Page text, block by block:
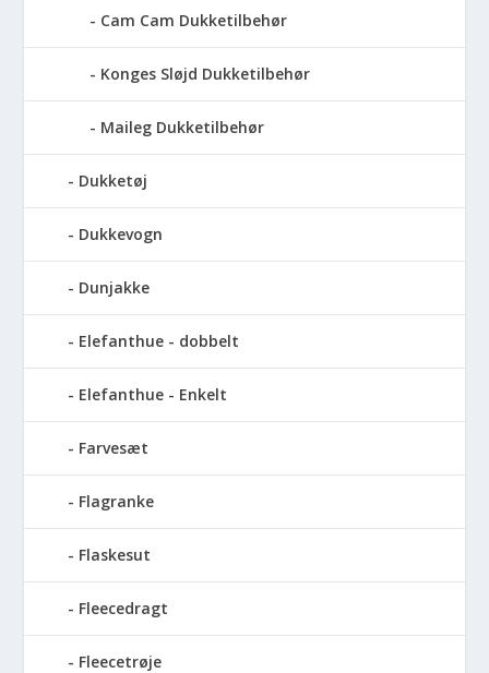
Cam Cam Dukketilbehør
Konges Sløjd Dukketilbehør
Maileg Dukketilbehør
Dukketøj
Dukkevogn
Dunjakke
Elefanthue - dobbelt
Elefanthue - Enkelt
Farvesæt
Flagranke
Flaskesut
Fleecedragt
Fleecetrøje